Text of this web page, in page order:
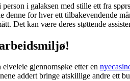
i galaksen med stille ett fra
for hver ett tilbakevendende
Det kan være deres støttende
gjennomsøke etter en
addert bringe atskillige andre ett